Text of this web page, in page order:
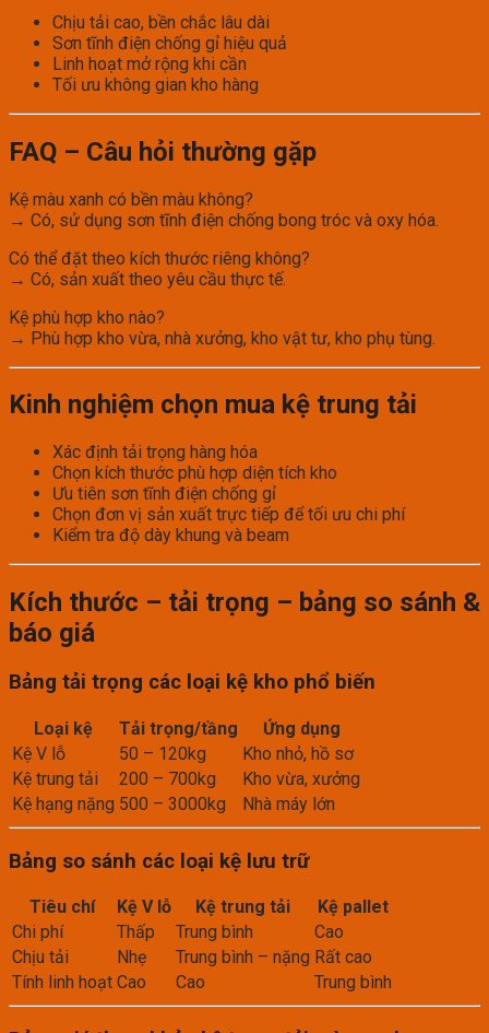
Chịu tải cao, bền chắc lâu dài
Sơn tĩnh điện chống gỉ hiệu quả
Linh hoạt mở rộng khi cần
Tối ưu không gian kho hàng
FAQ – Câu hỏi thường gặp
Kệ màu xanh có bền màu không?
→ Có, sử dụng sơn tĩnh điện chống bong tróc và oxy hóa.
Có thể đặt theo kích thước riêng không?
→ Có, sản xuất theo yêu cầu thực tế.
Kệ phù hợp kho nào?
→ Phù hợp kho vừa, nhà xưởng, kho vật tư, kho phụ tùng.
Kinh nghiệm chọn mua kệ trung tải
Xác định tải trọng hàng hóa
Chọn kích thước phù hợp diện tích kho
Ưu tiên sơn tĩnh điện chống gỉ
Chọn đơn vị sản xuất trực tiếp để tối ưu chi phí
Kiểm tra độ dày khung và beam
Kích thước – tải trọng – bảng so sánh &
báo giá
Bảng tải trọng các loại kệ kho phổ biến
Loại kệ Tải trọng/tầng
Ứng dụng
Kệ V lỗ
50 – 120kg
Kho nhỏ, hồ sơ
Kệ trung tải
200 – 700kg
Kho vừa, xưởng
Kệ hạng nặng 500 – 3000kg Nhà máy lớn
Bảng so sánh các loại kệ lưu trữ
Tiêu chí Kệ V lỗ Kệ trung tải
Kệ pallet
Chi phí
Thấp Trung bình
Cao
Chịu tải
Nhẹ Trung bình – nặng Rất cao
Tính linh hoạt Cao Cao Trung bình